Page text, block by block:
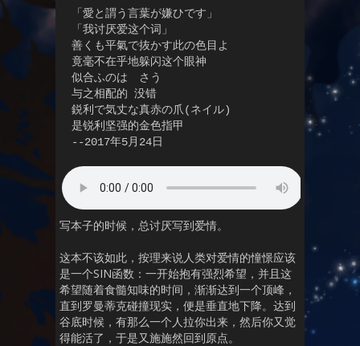
「愛と謂う言葉が嫌ひです」
「我讨厌爱这个词」
善くも平氣で抜かす此の色目よ
竟毫不在乎地躲闪这个眼神
似合ふのは　さう
与之相配的 没错
鋭利で気丈な真赤の爪(ネイル)
是锐利坚强的金色指甲
--2017年5月24日
写本子的时候，总讨厌写到爱情。
这本不该如此，按理来说人类对爱情的憧憬应该
是一个SIN函数：一开始抱有强烈希望，并且这
希望随着食髓知味的时间，渐渐达到一个顶峰，
直到罗曼蒂克碰撞现实，便是垂直地下降。达到
谷底时候，有那么一个人拉你出来，然后你又觉
得能活了，于是又施施然回到原点。